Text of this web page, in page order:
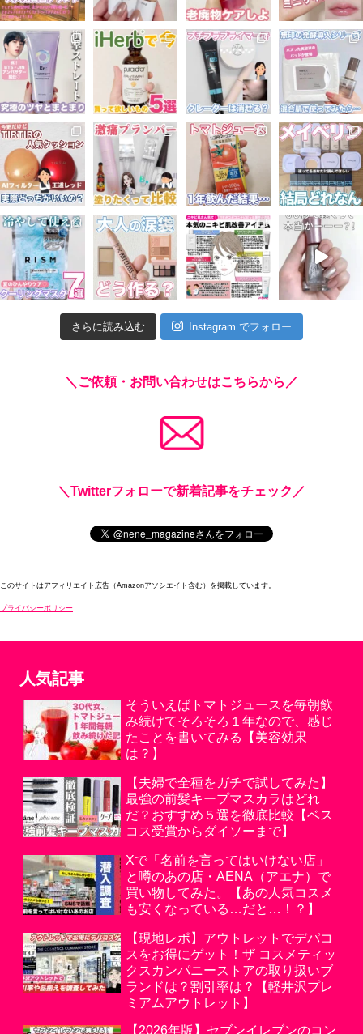
さらに読み込む Instagram でフォロー
＼ご依頼・お問い合わせはこちらから／
＼Twitterフォローで新着記事をチェック／
このサイトはアフィリエイト広告（Amazonアソシエイト含む）を掲載しています。
プライバシーポリシー
人気記事
そういえばトマトジュースを毎朝飲
み続けてそろそろ１年なので、感じ
たことを書いてみる【美容効果
は？】
【夫婦で全種をガチで試してみた】
最強の前髪キープマスカラはどれ
だ？おすすめ５選を徹底比較【ベス
コス受賞からダイソーまで】
Xで「名前を言ってはいけない店」
と噂のあの店・AENA（アエナ）で
買い物してみた。【あの人気コスメ
も安くなっている…だと…！？】
【現地レポ】アウトレットでデパコ
スをお得にゲット！ザ コスメティッ
クスカンパニーストアの取り扱いブ
ランドは？割引率は？【軽井沢プレ
ミアムアウトレット】
【2026年版】セブンイレブンのコン